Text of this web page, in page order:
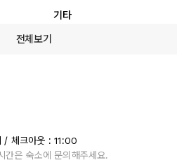
기타
전체보기
/ 체크아웃 : 11:00
간은 숙소에 문의해주세요.